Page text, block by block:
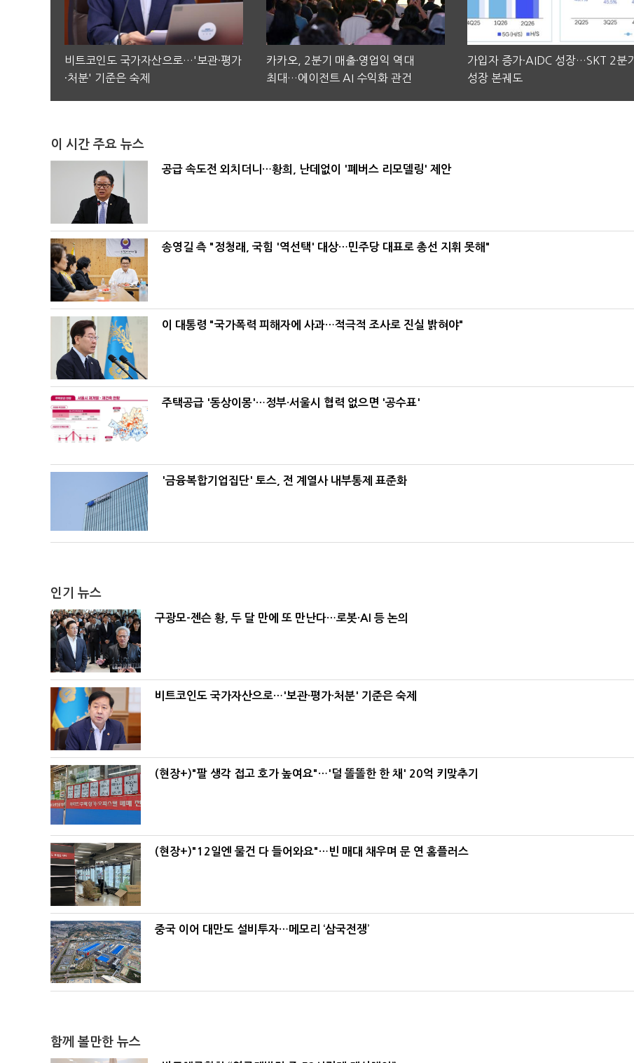
비트코인도 국가자산으로…'보관·평가
·처분' 기준은 숙제
카카오, 2분기 매출·영업익 역대
최대…에이전트 AI 수익화 관건
가입자 증가·AIDC 성장…SKT 2분기
성장 본궤도
이 시간 주요 뉴스
공급 속도전 외치더니…황희, 난데없이 '폐버스 리모델링' 제안
송영길 측 "정청래, 국힘 '역선택' 대상…민주당 대표로 총선 지휘 못해"
이 대통령 "국가폭력 피해자에 사과…적극적 조사로 진실 밝혀야"
주택공급 '동상이몽'…정부·서울시 협력 없으면 '공수표'
'금융복합기업집단' 토스, 전 계열사 내부통제 표준화
인기 뉴스
구광모-젠슨 황, 두 달 만에 또 만난다…로봇·AI 등 논의
비트코인도 국가자산으로…'보관·평가·처분' 기준은 숙제
(현장+)"팔 생각 접고 호가 높여요"…'덜 똘똘한 한 채' 20억 키맞추기
(현장+)"12일엔 물건 다 들어와요"…빈 매대 채우며 문 연 홈플러스
중국 이어 대만도 설비투자…메모리 ‘삼국전쟁’
함께 볼만한 뉴스